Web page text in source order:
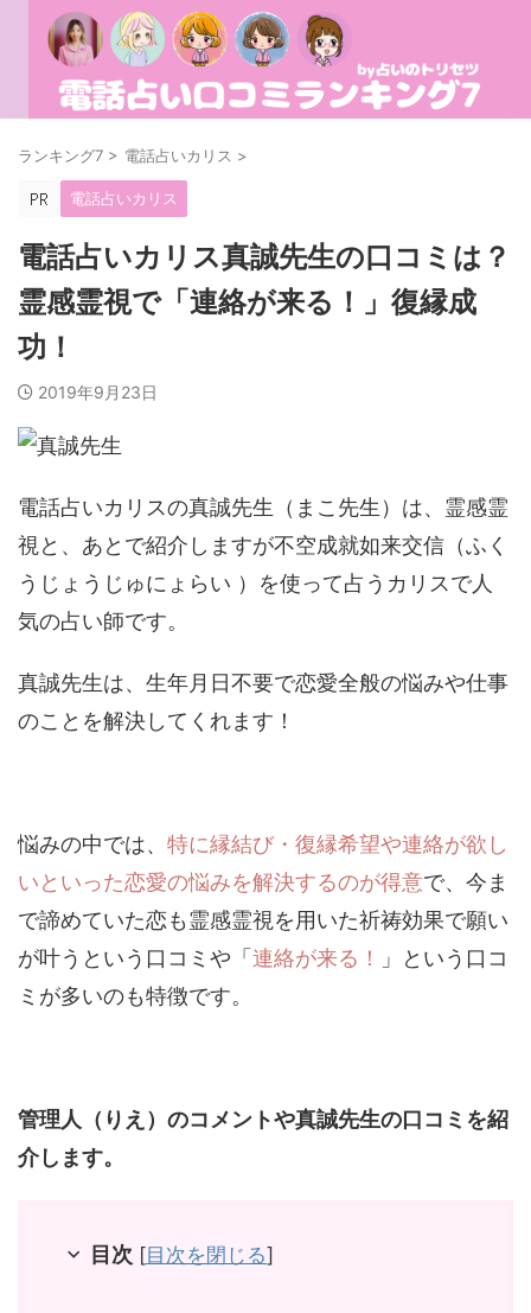
ランキング7 > 電話占いカリス >
電話占いカリス
電話占いカリス真誠先生の口コミは？
霊感霊視で「連絡が来る！」復縁成
功！
2019年9月23日
電話占いカリスの真誠先生（まこ先生）は、霊感霊
視と、あとで紹介しますが不空成就如来交信（ふく
うじょうじゅにょらい ）を使って占うカリスで人
気の占い師です。
真誠先生は、生年月日不要で恋愛全般の悩みや仕事
のことを解決してくれます！
悩みの中では、 特に縁結び・復縁希望や連絡が欲し
いといった恋愛の悩みを解決するのが得意で、今ま
で諦めていた恋も霊感霊視を用いた祈祷効果で願い
が叶うという口コミや「 連絡が来る！
」という口コ
ミが多いのも特徴です。
管理人（りえ）のコメントや真誠先生の口コミを紹
介します。
目次 [目次を閉じる]